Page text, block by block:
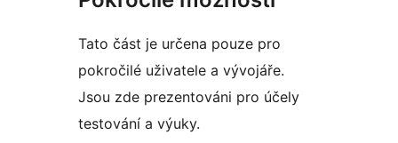
Tato část je určena pouze pro
pokročilé uživatele a vývojáře.
Jsou zde prezentováni pro účely
testování a výuky.